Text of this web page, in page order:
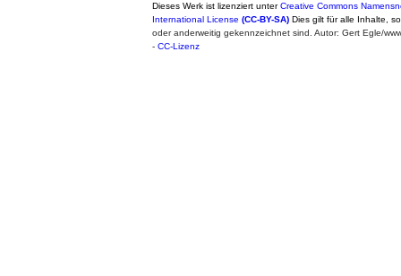
Dieses Werk ist lizenziert unterCreative Commons
International License (CC-BY-SA) Dies gilt für alle Inhalte,
oder anderweitig gekennzeichnet sind. Autor: Gert Egle/
- CC-Lizenz